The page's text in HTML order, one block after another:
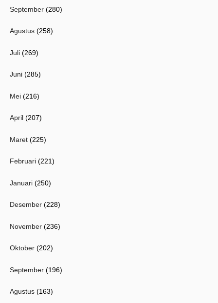
September (280)
Agustus (258)
Juli (269)
Juni (285)
Mei (216)
April (207)
Maret (225)
Februari (221)
Januari (250)
Desember (228)
November (236)
Oktober (202)
September (196)
Agustus (163)